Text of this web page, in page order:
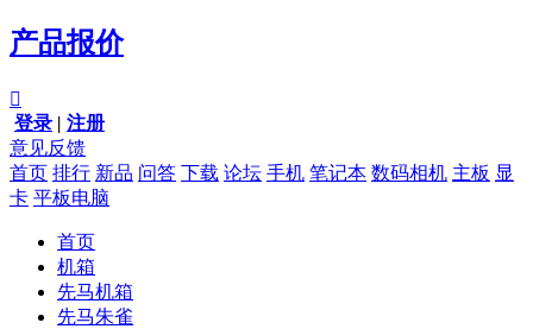
产品报价

登录 | 注册
意见反馈
首页 排行 新品 问答 下载 论坛 手机 笔记本 数码相机 主板 显
卡 平板电脑
首页
机箱
先马机箱
先马朱雀